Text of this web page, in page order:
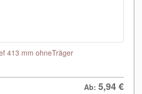
413 mm ohneTräger
Ab: 5,94€